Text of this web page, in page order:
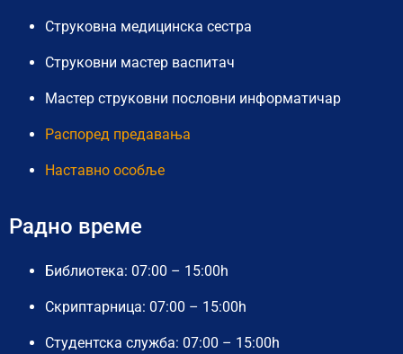
Струковна медицинска сестра
Струковни мастер васпитач
Мастер струковни пословни информатичар
Распоред предавања
Наставно особље
Радно време
Библиотека: 07:00 – 15:00h
Скриптарница: 07:00 – 15:00h
Студентска служба: 07:00 – 15:00h